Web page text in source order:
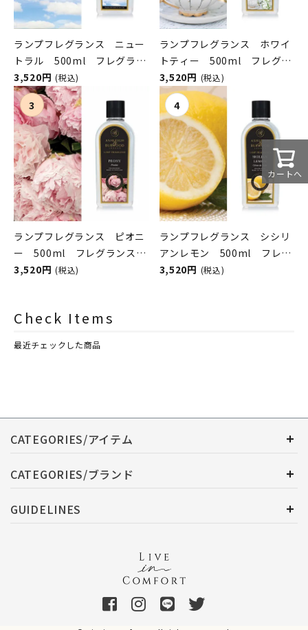
ランプフレグランス ニュー
トラル 500ml フレグラン
スランプ用オイル
ASHLEIGH&BURWOOD（ア
シュレイアンドバーウッド）
3,520円 (税込)
ランプフレグランス ホワイ
トティー 500ml フレグラ
ンスランプ用オイル
ASHLEIGH&BURWOOD（ア
シュレイアンドバーウッド）
3,520円 (税込)
ランプフレグランス ピオニ
ー 500ml フレグランスラ
ンプ用オイル
3,520円 (税込)
ランプフレグランス シシリ
アンレモン 500ml フレグ
ランスランプ用オイル
3,520円 (税込)
Check Items
最近チェックした商品
カートへ
CATEGORIES/アイテム
CATEGORIES/ブランド
GUIDELINES